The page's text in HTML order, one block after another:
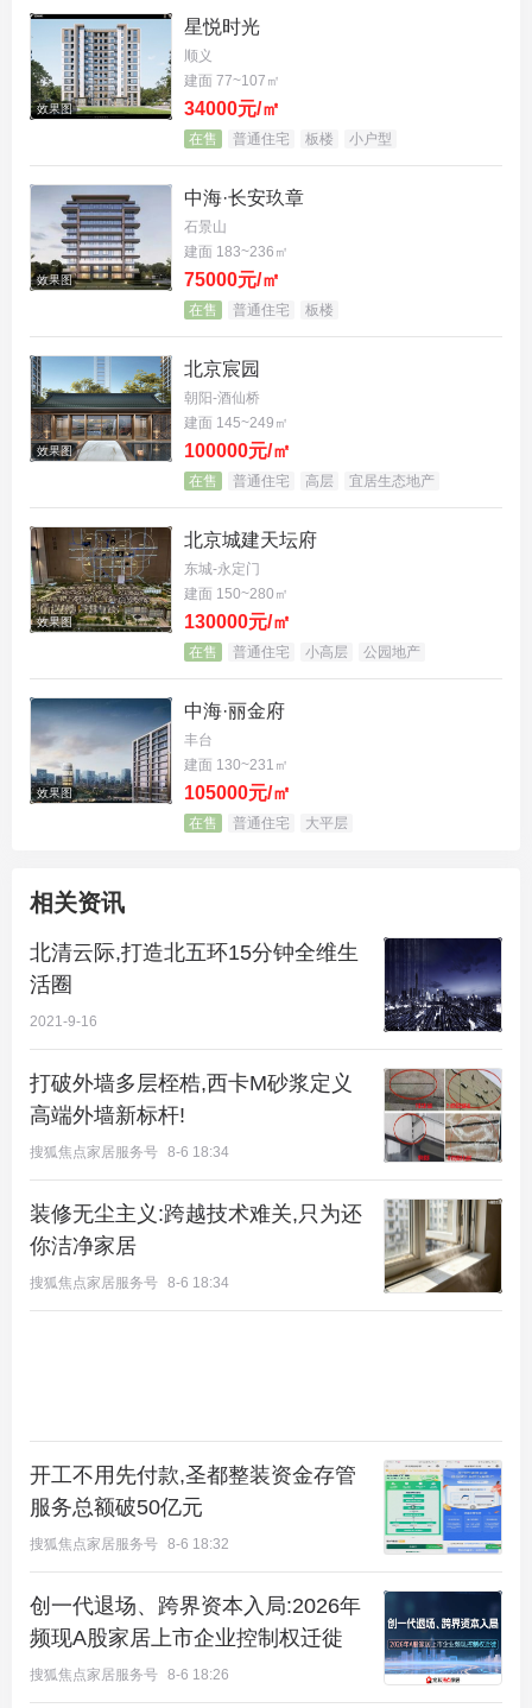
15分钟理想的生活半径。
北清云际项目周边教育资源十分丰富，从幼儿园、小
学，到中学、大学一站式配备齐全：项目自建6500平
18班幼儿园，南侧紧邻回龙观中心小学，周边还分布
着首都师范大学附属育新学院小学中学、南侧161中
学回龙观分校、华北电力大学附属中学、北京市中关
村外国语等学校。此外，中关村生命科学园规划新建
小学2处、中学4处，9年一贯制学校1处，建成后有望
大幅提高区域的教育水平。优质教育资源环伺，带来
浓郁的学习氛围和文化气息，能为下一代成长提供一
个良好的环境。
在医疗配套方面，北清云际可享受回龙观地区的整体
院区）、北京京都儿童私立医院等，以及还在规划建
设中的北部医疗中心，包含北医三院及妇幼保健医院
两家三甲医院，有效护航家庭健康，解决科创精英们
从商业配套设施来看，北清云际北部有永旺国际商业
购物中心，紧靠生命科学园地铁站，东南处依靠北京
华联回龙观购物中心，3公里内还有昌发万科广场和
上品折扣等商场，能够就近解决业主的衣食住行问
除此之外，项目还规划有社区自带2100㎡下沉式商业
配套；北边规划中的中粮大悦城，以及集合了合生汇
购物中心+、永旺商超、太古里商街的北京中关村国
际商城，将成为回龙观周边45万㎡复合商业新大陆，
为周边居民带来无限精彩的生活。
最为难得的是北清云际周边还有多个森林公园、自然
风景区等稀缺资源。工作闲暇时间，可以到中关村森
林公园，在长达六公里的健康绿道中放空自己，宣泄
工作中的压力；周末时候，可以带上家人，或到素
有“京西小黄山”之美誉的凤凰岭感受山峦起伏、森木
葱茏，或到由600多亩水面的天然湖泊和岸边宽阔的
稻田组成的香湖湿地公园，享受全家庭快乐时光……
效果图
星悦时光
顺义
建面 77~107㎡
34000元/㎡
在售 普通住宅 板楼 小户型
效果图
中海·长安玖章
石景山
建面 183~236㎡
75000元/㎡
在售 普通住宅 板楼
效果图
北京宸园
朝阳-酒仙桥
建面 145~249㎡
100000元/㎡
在售 普通住宅 高层 宜居生态地产
效果图
北京城建天坛府
东城-永定门
建面 150~280㎡
130000元/㎡
在售 普通住宅 小高层 公园地产
效果图
中海·丽金府
丰台
建面 130~231㎡
105000元/㎡
在售 普通住宅 大平层
相关资讯
北清云际,打造北五环15分钟全维生
活圈
2021-9-16
打破外墙多层桎梏,西卡M砂浆定义
高端外墙新标杆!
搜狐焦点家居服务号 8-6 18:34
装修无尘主义:跨越技术难关,只为还
你洁净家居
搜狐焦点家居服务号 8-6 18:34
开工不用先付款,圣都整装资金存管
服务总额破50亿元
搜狐焦点家居服务号 8-6 18:32
创一代退场、跨界资本入局:2026年
频现A股家居上市企业控制权迁徙
搜狐焦点家居服务号 8-6 18:26